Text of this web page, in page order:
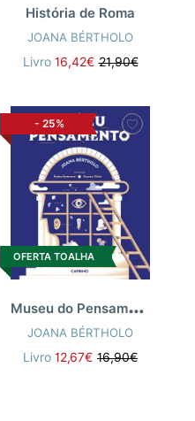
História de Roma
JOANA BÉRTHOLO
Livro 16,42€ 21,90€
- 25%
OFERTA TOALHA
M
useu do Pensamento
JOANA BÉRTHOLO
Livro 12,67€ 16,90€